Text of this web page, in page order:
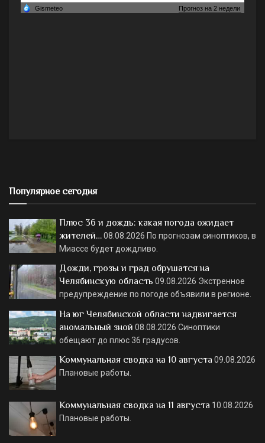
Популярное сегодня
Плюс 36 и дождь: какая погода ожидает
жителей…08.08.2026 По прогнозам синоптиков, в
Миассе будет дождливо.
Дожди, грозы и град обрушатся на
Челябинскую область 09.08.2026 Экстренное
предупреждение по погоде объявили в регионе.
На юг Челябинской области надвигается
аномальный зной 08.08.2026 Синоптики
обещают до плюс 36 градусов.
Коммунальная сводка на 10 августа 09.08.2026
Плановые работы.
Коммунальная сводка на 11 августа 10.08.2026
Плановые работы.